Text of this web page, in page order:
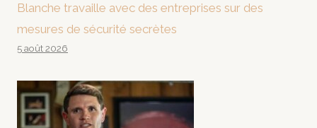
Blanche travaille avec des entreprises sur des
mesures de sécurité secrètes
5 août 2026